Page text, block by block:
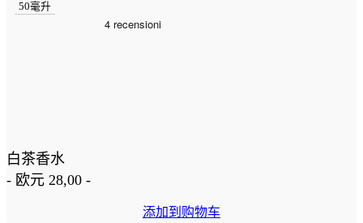
50毫升
白茶香水
- 欧元 28,00 -
添加到购物车